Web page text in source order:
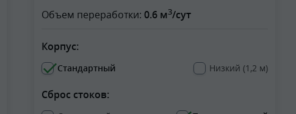
Объем переработки: 0.6 м3/сут
Корпус:
Стандартный Низкий (1,2 м)
Сброс стоков: